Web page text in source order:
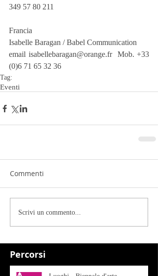
Percorsi
349 57 80 211
Francia
Isabelle Baragan / Babel Communication
email isabellebaragan@orange.fr  Mob. +33
(0)6 71 65 32 36
Tag:
Eventi
Commenti
Scrivi un commento...